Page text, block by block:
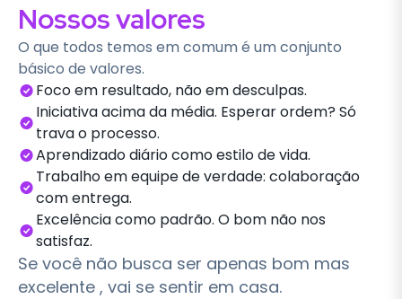
Nossos valores
O que todos temos em comum é um conjunto
básico de valores.
Foco em resultado, não em desculpas.
Iniciativa acima da média. Esperar ordem? Só
trava o processo.
Aprendizado diário como estilo de vida.
Trabalho em equipe de verdade: colaboração
com entrega.
Excelência como padrão. O bom não nos
satisfaz.
Se você não busca ser apenas bom mas
excelente , vai se sentir em casa.